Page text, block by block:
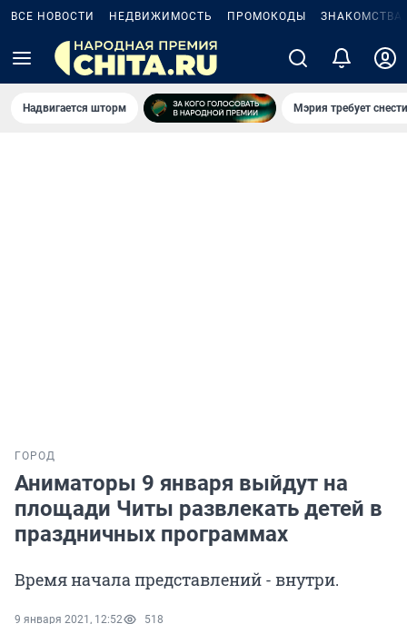
ВСЕ НОВОСТИ НЕДВИЖИМОСТЬ ПРОМОКОДЫ ЗНАКОМСТВА
Надвигается шторм Мэрия требует
ГОРОД
Аниматоры 9 января выйдут на
площади Читы развлекать детей в
праздничных программах
Время начала представлений - внутри.
9 января 2021, 12:52 518